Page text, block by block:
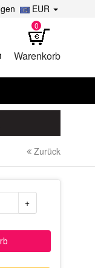
EUR
Warenkorb
0
Zurück
+